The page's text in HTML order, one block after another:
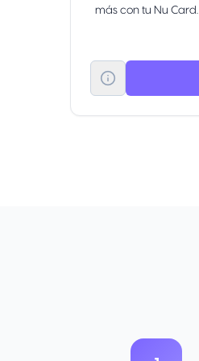
más con tu Nu Card.